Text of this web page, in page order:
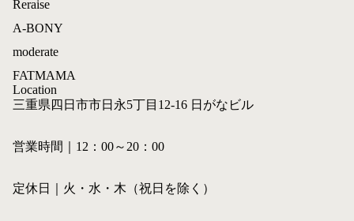
Reraise
A-BONY
moderate
FATMAMA
Location
三重県四日市市日永5丁目12-16 日がなビル
営業時間｜12：00～20：00
定休日｜火・水・木（祝日を除く）